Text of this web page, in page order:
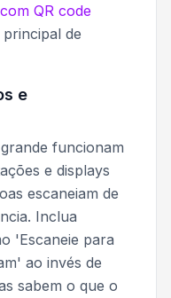
QR code
de
e
funcionam
e displays
escaneiam de
Inclua
'Escaneie para
ao invés de
sabem o que o